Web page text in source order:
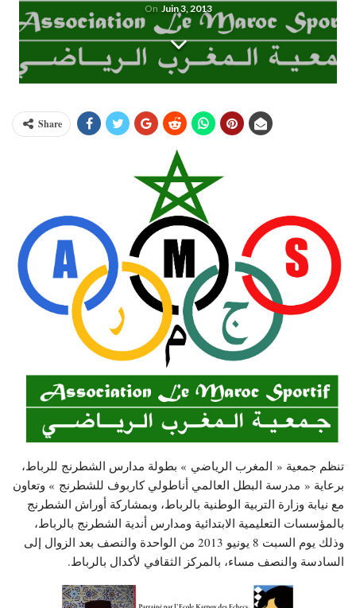
On Juin 3, 2013
Share
تنظم جمعية « المغرب الرياضي » بطولة مدارس الشطرنج للرباط،
برعاية « مدرسة البطل العالمي أناطولي كاربوف للشطرنج » وتعاون
مع نيابة وزارة التربية الوطنية بالرباط، وبمشاركة أوراش الشطرنج
بالمؤسسات التعليمية الابتدائية ومدارس أندية الشطرنج بالرباط،
وذلك يوم السبت 8 يونيو 2013 من الواحدة والنصف بعد الزوال إلى
السادسة والنصف مساء، بالمركز الثقافي لأكدال بالرباط.